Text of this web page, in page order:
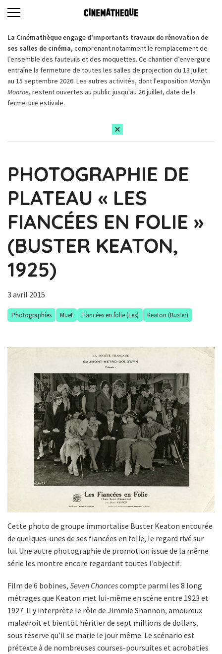
La Cinémathèque engage d’importants travaux de rénovation de
ses salles de cinéma, comprenant notamment le remplacement de
l’ensemble des fauteuils et des moquettes. Ce chantier d’envergure
entraîne la fermeture de toutes les salles de projection du 13 juillet
au 15 septembre 2026. Les autres activités, dont l'exposition Marilyn
Monroe, restent ouvertes au public jusqu'au 26 juillet, date de la
fermeture estivale.
PHOTOGRAPHIE DE
PLATEAU « LES
FIANCÉES EN FOLIE »
(BUSTER KEATON,
1925)
3 avril 2015
Photographies Muet Fiancées en folie (Les) Keaton (Buster)
Cette photo de groupe immortalise Buster Keaton entourée
de quelques-unes de ses fiancées en folie, le regard rivé sur
lui. Une autre photographie de promotion issue de la même
série les montre encore regardant toutes l’objectif.
Film de 6 bobines, Seven Chancescompte parmi les 8 long
métrages que Keaton met lui-même en scène entre 1923 et
1927. Il y interprète le rôle de Jimmie Shannon, amoureux
maladroit et bientôt héritier de sept millions de dollars,
sous réserve qu’il se marie le jour même. Le scénario est
prétexte à de nombreuses courses-poursuites et acrobaties